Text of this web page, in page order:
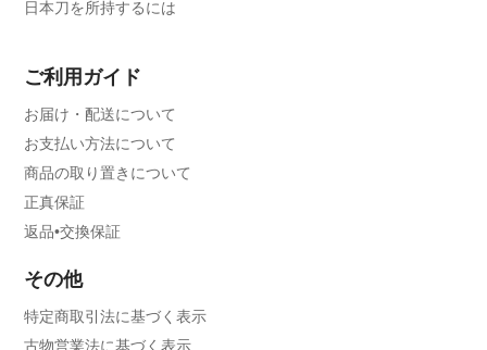
日本刀を所持するには
ご利用ガイド
お届け・配送について
お支払い方法について
商品の取り置きについて
正真保証
返品•交換保証
その他
特定商取引法に基づく表示
古物営業法に基づく表示